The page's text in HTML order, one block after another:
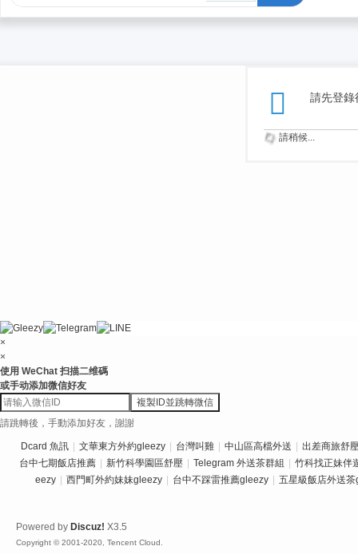
請先登錄
請稍候...
×
×
使用 WeChat 扫描二维碼
或手动添加微信好友
複製ID並跳轉微信
請跳轉後，手動添加好友，謝謝
Dcard 魚訊 文華東方外約gleezy 台灣叫雞 中山區高檔外送
出差商旅舒
台中七期飯店推薦
新竹科學園區舒壓 Telegram 外送茶群組
竹科找正妹伴
eezy
西門町外約妹妹gleezy 台中不踩雷推薦gleezy 五星級飯店外送
Powered by Discuz! X3.5
Copyright © 2001-2020, Tencent Cloud.